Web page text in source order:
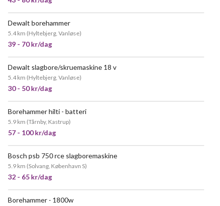
Dewalt borehammer
5.4 km (Hyltebjerg, Vanløse)
39 - 70 kr/dag
Dewalt slagbore/skruemaskine 18 v
5.4 km (Hyltebjerg, Vanløse)
30 - 50 kr/dag
Borehammer hilti - batteri
5.9 km (Tårnby, Kastrup)
57 - 100 kr/dag
Bosch psb 750 rce slagboremaskine
5.9 km (Solvang, København S)
32 - 65 kr/dag
Borehammer - 1800w